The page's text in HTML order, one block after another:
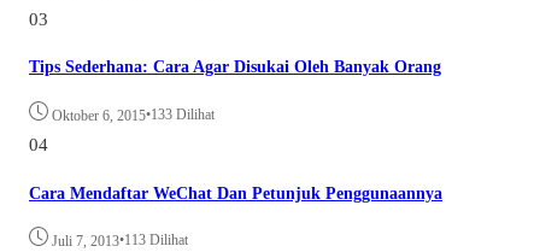
03
Tips Sederhana: Cara Agar Disukai Oleh Banyak Orang
Oktober 6, 2015•133 Dilihat
04
Cara Mendaftar WeChat Dan Petunjuk Penggunaannya
Juli 7, 2013•113 Dilihat